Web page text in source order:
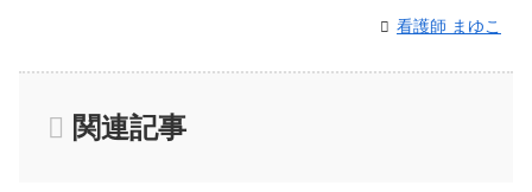
看護師 まゆこ
関連記事